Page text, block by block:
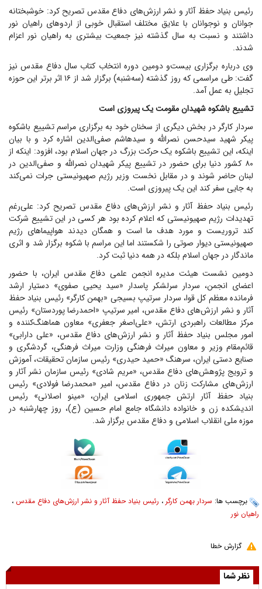
رئیس بنیاد حفظ آثار و نشر ارزش‌های دفاع مقدس تصریح کرد: خوشبختانه
جوانان و نوجوانان با علایق مختلف استقبال خوبی از اردوهای راهیان نور
داشتند و نسبت به سال گذشته نیز جمعیت بیشتری به راهیان نور اعزام
شدند.
وی درباره برگزاری بیست‌و دومین دوره انتخاب کتاب سال دفاع مقدس نیز
گفت: طی مراسمی که روز گذشته (سه‌شنبه) برگزار شد از ۱۶ اثر برتر این حوزه
تجلیل به عمل آمد.
تشییع باشکوه شهیدان مقومت یک پیروزی است
سردار کارگر در بخش دیگری از سخنان خود به برگزاری مراسم تشییع باشکوه
پیکر شهید سیدحسن نصرالله و سیدهاشم صفی‌الدین اشاره کرد و با بیان
اینکه، این تشییع باشکوه یک حرکت بزرگ در جهان اسلام بود، افزود: اینکه از
۸۰ کشور دنیا برای حضور در تشییع پیکر شهیدان نصرالله و صفی‌الدین در
لبنان حاضر شوند و در مقابل نخست وزیر رژیم صهیونیستی جرات نمی‌کند
به جایی سفر کند این یک پیروزی است.
رئیس بنیاد حفظ آثار و نشر ارزش‌های دفاع مقدس تصریح کرد: علی‌رغم
تهدیدات رژیم صهیونیستی که اعلام‌ کرده بود هر کسی در این تشییع شرکت
کند تروریست و مورد هدف ما است و همگان دیدند هواپیماهای رژیم
صهیونیستی دیوار صوتی را شکستند اما این مراسم با شکوه برگزار شد و اثری
ماندگار در جهان اسلام بلکه در همه دنیا ثبت کرد.
دومین نشست هیئت مدیره انجمن علمی دفاع مقدس ایران، با حضور
اعضای انجمن، سردار سرلشکر پاسدار «سید یحیی صفوی» دستیار ارشد
فرمانده معظم کل قوا، سردار سرتیپ بسیجی «بهمن کارگر» رئیس بنیاد حفظ
آثار و نشر ارزش‌های دفاع مقدس، امیر سرتیپ «احمدرضا پوردستان» رئیس
مرکز مطالعات راهبردی ارتش، «علی‌اصغر جعفری» معاون هماهنگ‌کننده و
امور مجلس بنیاد حفظ آثار و نشر ارزش‌های دفاع مقدس، «علی دارابی»
قائم‌مقام وزیر و معاون میراث فرهنگی وزارت میراث فرهنگی، گردشگری و
صنایع دستی ایران، سرهنگ «حمید حیدری» رئیس سازمان تحقیقات، آموزش
و ترویج پژوهش‌های دفاع مقدس، «مریم شادی» رئیس سازمان نشر آثار و
ارزش‌های مشارکت زنان در دفاع مقدس، امیر «محمدرضا فولادی» رئیس
بنیاد حفظ آثار ارتش جمهوری اسلامی ایران، «مینو اصلانی» رئیس
اندیشکده زن و خانواده دانشگاه جامع امام حسین (ع)، روز چهارشنبه در
موزه ملی انقلاب اسلامی و دفاع مقدس برگزار شد.
برچسب ها: سردار بهمن کارگر ، رئیس بنیاد حفظ آثار و نشر ارزش‌های دفاع مقدس ،
راهیان نور
گزارش خطا
نظر شما